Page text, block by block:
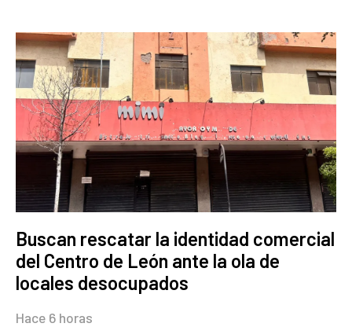
Buscan rescatar la identidad comercial
del Centro de León ante la ola de
locales desocupados
Hace 6 horas